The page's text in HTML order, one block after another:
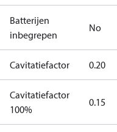
Batterijen
inbegrepen
No
Cavitatiefactor 0.20
Cavitatiefactor
100%
0.15